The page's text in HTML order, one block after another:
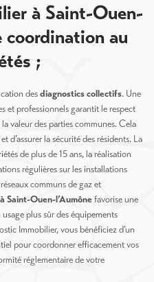
à Saint-Ouen-
coordination au
;
desdiagnostics collectifs. Une
et professionnels garantit le respect
valeur des parties communes. Cela
d’assurer la sécurité des résidents. La
de plus de 15 ans, la réalisation
régulières sur les installations
communs de gaz et
Saint-Ouen-l’Aumônefavorise une
plus sûr des équipements
Immobilier, vous bénéficiez d’un
pour coordonner efficacement vos
réglementaire de votre